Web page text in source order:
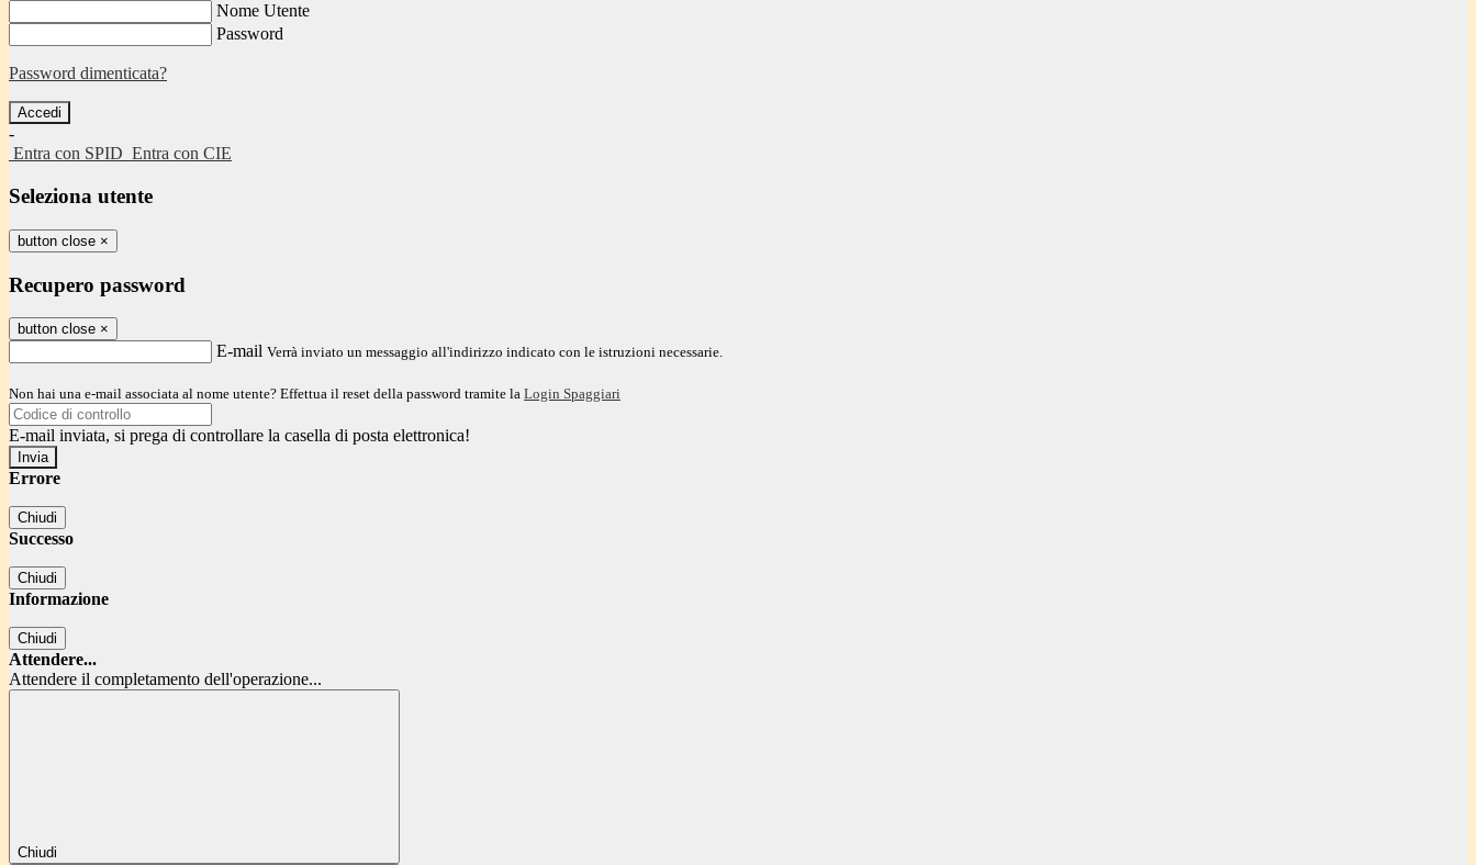
Nome Utente
Password
Password dimenticata?
-
Entra con SPID Entra con CIE
Seleziona utente
button close ×
Recupero password
button close ×
E-mail Verrà inviato un messaggio all'indirizzo indicato con le istruzioni necessarie.
Non hai una e-mail associata al nome utente? Effettua il reset della password tramite la Login Spaggiari
E-mail inviata, si prega di controllare la casella di posta elettronica!
Errore
Chiudi
Successo
Chiudi
Informazione
Chiudi
Attendere...
Attendere il completamento dell'operazione...
Chiudi